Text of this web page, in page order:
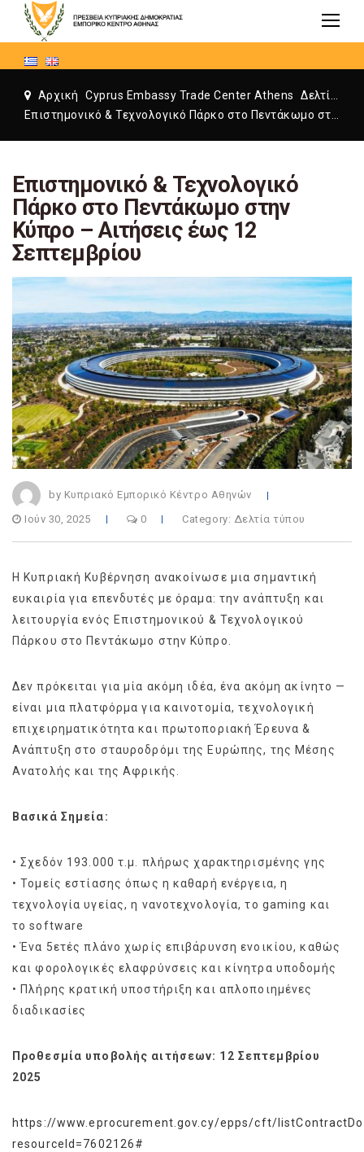
Αρχική Cyprus Embassy Trade Center Athens
Δελτία τύπου
Επιστημονικό & Τεχνολογικό
Πάρκο στο Πεντάκωμο στην
Κύπρο – Αιτήσεις έως 12
Σεπτεμβρίου
by Κυπριακό Εμπορικό Κέντρο Αθηνών
Ιούν 30, 2025 0 Category: Δελτία τύπου
Η Κυπριακή Κυβέρνηση ανακοίνωσε μια σημαντική
ευκαιρία για επενδυτές με όραμα: την ανάπτυξη και
λειτουργία ενός Επιστημονικού & Τεχνολογικού
Πάρκου στο Πεντάκωμο στην Κύπρο.
Δεν πρόκειται για μία ακόμη ιδέα, ένα ακόμη ακίνητο —
είναι μια πλατφόρμα για καινοτομία, τεχνολογική
επιχειρηματικότητα και πρωτοποριακή Έρευνα &
Ανάπτυξη στο σταυροδρόμι της Ευρώπης, της Μέσης
Ανατολής και της Αφρικής.
Βασικά Σημεία:
• Σχεδόν 193.000 τ.μ. πλήρως χαρακτηρισμένης γης
• Τομείς εστίασης όπως η καθαρή ενέργεια, η
τεχνολογία υγείας, η νανοτεχνολογία, το gaming και
το software
• Ένα 5ετές πλάνο χωρίς επιβάρυνση ενοικίου, καθώς
και φορολογικές ελαφρύνσεις και κίνητρα υποδομής
• Πλήρης κρατική υποστήριξη και απλοποιημένες
διαδικασίες
Προθεσμία υποβολής αιτήσεων: 12 Σεπτεμβρίου
2025
https://www.eprocurement.gov.cy/epps/cft/
resourceId=7602126#